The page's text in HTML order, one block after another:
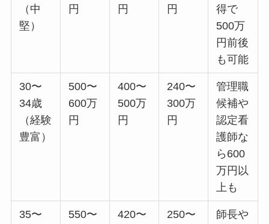
（中
堅）
円
円
円
得で
500万
円前後
も可能
30〜
34歳
（経験
豊富）
500〜
600万
円
400〜
500万
円
240〜
300万
円
管理職
候補や
認定看
護師な
ら600
万円以
上も
35〜
550〜
420〜
250〜
師長や